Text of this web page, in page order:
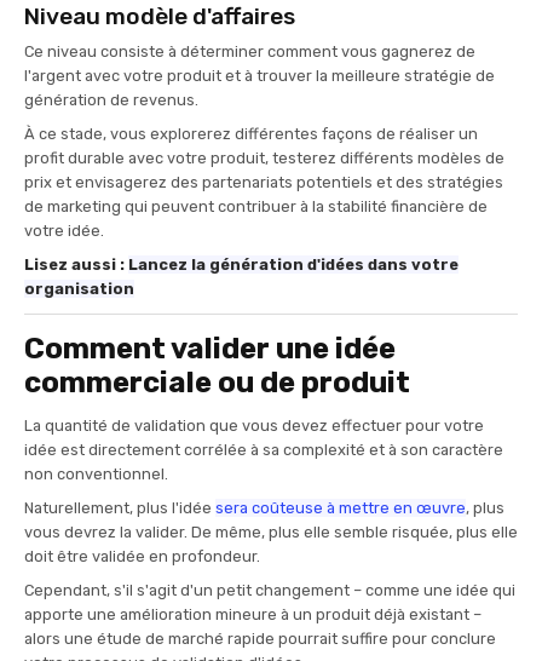
Niveau modèle d'affaires
Ce niveau consiste à déterminer comment vous gagnerez de
l'argent avec votre produit et à trouver la meilleure stratégie de
génération de revenus.
À ce stade, vous explorerez différentes façons de réaliser un
profit durable avec votre produit, testerez différents modèles de
prix et envisagerez des partenariats potentiels et des stratégies
de marketing qui peuvent contribuer à la stabilité financière de
votre idée.
Lisez aussi : Lancez la génération d'idées dans votre
organisation
Comment valider une idée
commerciale ou de produit
La quantité de validation que vous devez effectuer pour votre
idée est directement corrélée à sa complexité et à son caractère
non conventionnel.
Naturellement, plus l'idée sera coûteuse à mettre en œuvre, plus
vous devrez la valider. De même, plus elle semble risquée, plus elle
doit être validée en profondeur.
Cependant, s'il s'agit d'un petit changement – comme une idée qui
apporte une amélioration mineure à un produit déjà existant –
alors une étude de marché rapide pourrait suffire pour conclure